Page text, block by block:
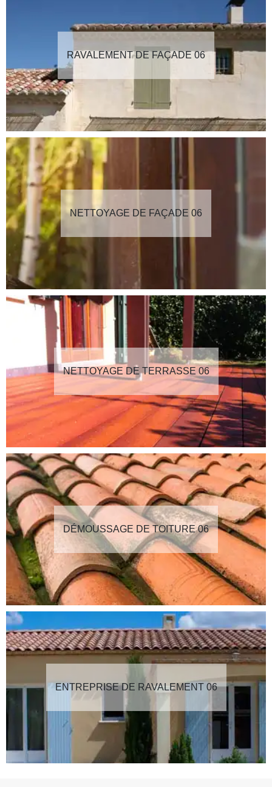
RAVALEMENT DE FAÇADE 06
NETTOYAGE DE FAÇADE 06
NETTOYAGE DE TERRASSE 06
DÉMOUSSAGE DE TOITURE 06
ENTREPRISE DE RAVALEMENT 06